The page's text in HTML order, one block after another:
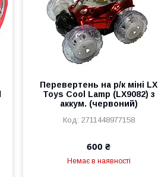
Перевертень на р/к міні LX
Toys Cool Lamp (LX9082) з
аккум. (червоний)
2711448977158
600 ₴
Немає в наявності